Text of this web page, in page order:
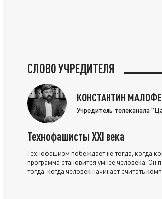
СЛОВО УЧРЕДИТЕЛЯ
КОНСТАНТИН
Учредитель телеканала
Технофашисты XXI века
Технофашизм побеждает не тогда, когда
программа становится умнее человека. Он
тогда, когда человек начинает считать